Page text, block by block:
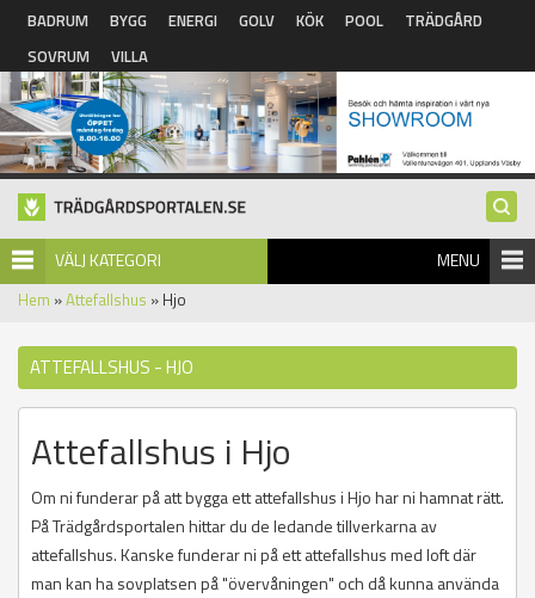
Hoppa till huvudinnehåll
BADRUM BYGG ENERGI GOLV KÖK POOL
TRÄDGÅRD
SOVRUM
VILLA
VÄLJ KATEGORI MENU
Hem »Attefallshus » Hjo
ATTEFALLSHUS - HJO
Attefallshus i Hjo
Om ni funderar på att bygga ett attefallshus i Hjo har ni hamnat rätt.
På Trädgårdsportalen hittar du de ledande tillverkarna av
attefallshus. Kanske funderar ni på ett attefallshus med loft där
man kan ha sovplatsen på "övervåningen" och då kunna använda